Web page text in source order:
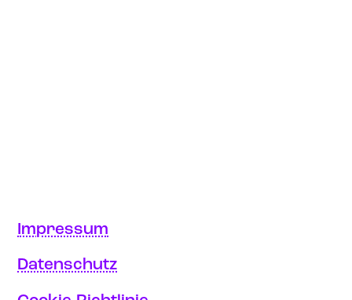
Impressum
Datenschutz